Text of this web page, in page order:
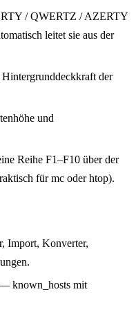
/ QWERTZ / AZERTY
leitet sie aus der
der
und
Reihe F1–F10 über der
für mc oder htop).
Import, Konverter,
known_hosts mit